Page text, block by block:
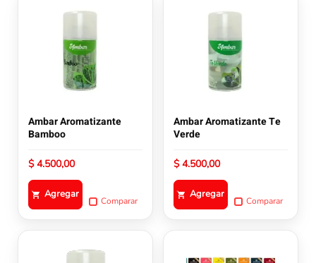
Ambar Aromatizante
Bamboo
$4.500,00
Agregar
Comparar
Ambar Aromatizante Te
Verde
$4.500,00
Agregar
Comparar